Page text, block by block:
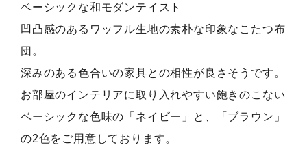
ベーシックな和モダンテイスト
凹凸感のあるワッフル生地の素朴な印象なこたつ布
団。
深みのある色合いの家具との相性が良さそうです。
お部屋のインテリアに取り入れやすい飽きのこない
ベーシックな色味の「ネイビー」と、「ブラウン」
の2色をご用意しております。